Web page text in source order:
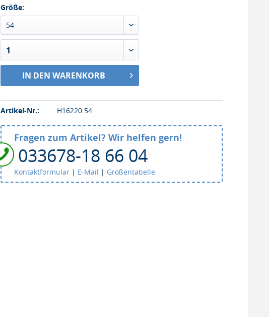
Größe:
54
1
IN DEN WARENKORB
Artikel-Nr.: H16220.54
Fragen zum Artikel? Wir helfen gern!
033678-18 66 04
Kontaktformular | E-Mail | Größentabelle